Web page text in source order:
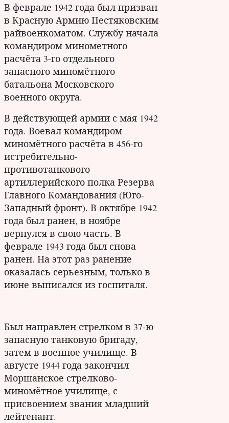
В феврале 1942 года был призван
в Красную Армию Пестяковским
райвоенкоматом. Службу начала
командиром минометного
расчёта 3-го отдельного
запасного миномётного
батальона Московского
военного округа.
В действующей армии с мая 1942
года. Воевал командиром
миномётного расчёта в 456-го
истребительно-
противотанкового
артиллерийского полка Резерва
Главного Командования (Юго-
Западный фронт). В октябре 1942
года был ранен, в ноябре
вернулся в свою часть. В
феврале 1943 года был снова
ранен. На этот раз ранение
оказалась серьезным, только в
июне выписался из госпиталя.
Был направлен стрелком в 37-ю
запасную танковую бригаду,
затем в военное училище. В
августе 1944 года закончил
Моршанское стрелково-
миномётное училище, с
присвоением звания младший
лейтенант.